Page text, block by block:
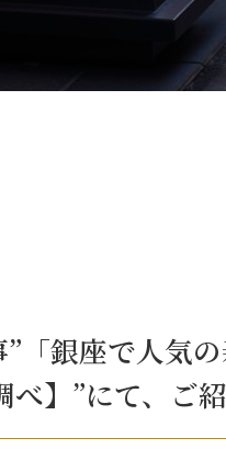
「銀座で人気
】”にて、ご